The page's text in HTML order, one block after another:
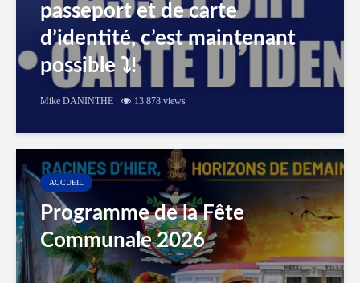
passeport et de carte
d’identité, c’est maintenant
possible ⤵️!
Mike DANINTHE 13 878 views
ACCUEIL
Programme de la Fête
Communale 2026